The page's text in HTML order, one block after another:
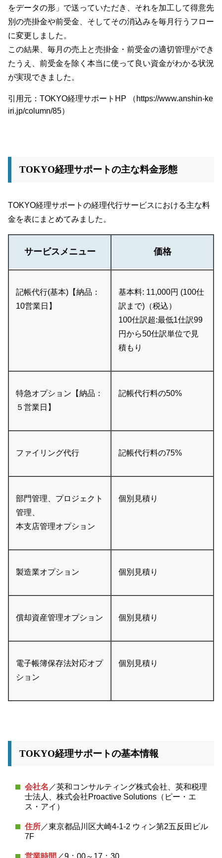
をデータの形」で送っていただき、それを加工して得意先
別の売掛金や前受金、そしてその消込みを毎月行うフロー
に変更しました。
この結果、毎月の売上と売掛金・前受金の適切管理ができ
たうえ、前受金を除く本当に使って良い資金がわかる状況
が実現できました。
引用元：TOKYO経理サポートHP （https://www.anshin-ke
iri.jp/column/85）
TOKYO経理サポートの主な料金形態
TOKYO経理サポートの経理代行サービスにおける主な料
金を表にまとめてみました。
サービスメニュー 価格
記帳代行(基本)【納品：
10営業日】
基本料: 11,000円 (100仕
訳まで)（税込）
100仕訳超:最低1仕訳99
円から50仕訳単位で見
積もり
特急オプション【納品：
５営業日】
記帳代行料の50%
ファイリング代行 記帳代行料の75%
部門管理、プロジェクト
管理、
本支店管理オプション
個別見積り
製造業オプション 個別見積り
償却資産管理オプション 個別見積り
電子帳簿保存法対応オプ
ション
個別見積り
TOKYO経理サポートの基本情報
会社名 ／英和コンサルティング株式会社、英和税理
士法人、株式会社Proactive Solutions（ピー・エ
ス・アイ）
住所／東京都品川区大崎4-1-2 ウィン第2五反田ビル
7F